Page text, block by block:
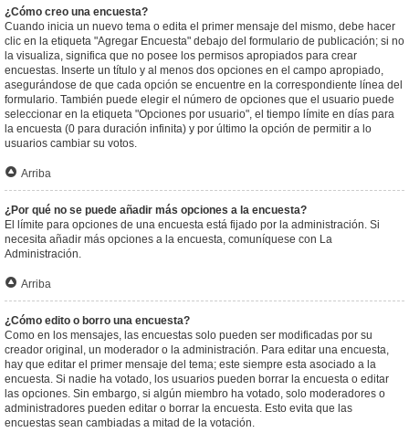
¿Cómo creo una encuesta?
Cuando inicia un nuevo tema o edita el primer mensaje del mismo, debe hacer
clic en la etiqueta "Agregar Encuesta" debajo del formulario de publicación; si no
la visualiza, significa que no posee los permisos apropiados para crear
encuestas. Inserte un título y al menos dos opciones en el campo apropiado,
asegurándose de que cada opción se encuentre en la correspondiente línea del
formulario. También puede elegir el número de opciones que el usuario puede
seleccionar en la etiqueta "Opciones por usuario", el tiempo límite en días para
la encuesta (0 para duración infinita) y por último la opción de permitir a lo
usuarios cambiar su votos.
Arriba
¿Por qué no se puede añadir más opciones a la encuesta?
El límite para opciones de una encuesta está fijado por la administración. Si
necesita añadir más opciones a la encuesta, comuníquese con La
Administración.
Arriba
¿Cómo edito o borro una encuesta?
Como en los mensajes, las encuestas solo pueden ser modificadas por su
creador original, un moderador o la administración. Para editar una encuesta,
hay que editar el primer mensaje del tema; este siempre esta asociado a la
encuesta. Si nadie ha votado, los usuarios pueden borrar la encuesta o editar
las opciones. Sin embargo, si algún miembro ha votado, solo moderadores o
administradores pueden editar o borrar la encuesta. Esto evita que las
encuestas sean cambiadas a mitad de la votación.